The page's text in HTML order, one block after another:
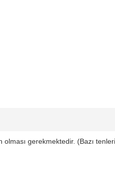
gerekmektedir. (Bazı